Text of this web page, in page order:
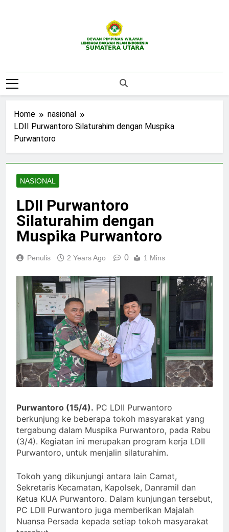
DPW LDII
Sumatera Utara
Home
nasional
LDII Purwantoro Silaturahim dengan Muspika
Purwantoro
NASIONAL
LDII Purwantoro
Silaturahim dengan
Muspika Purwantoro
Penulis 2 Years Ago 0 1 Mins
Purwantoro (15/4). PC LDII Purwantoro
berkunjung ke beberapa tokoh masyarakat yang
tergabung dalam Muspika Purwantoro, pada Rabu
(3/4). Kegiatan ini merupakan program kerja LDII
Purwantoro, untuk menjalin silaturahim.
Tokoh yang dikunjungi antara lain Camat,
Sekretaris Kecamatan, Kapolsek, Danramil dan
Ketua KUA Purwantoro. Dalam kunjungan tersebut,
PC LDII Purwantoro juga memberikan Majalah
Nuansa Persada kepada setiap tokoh masyarakat